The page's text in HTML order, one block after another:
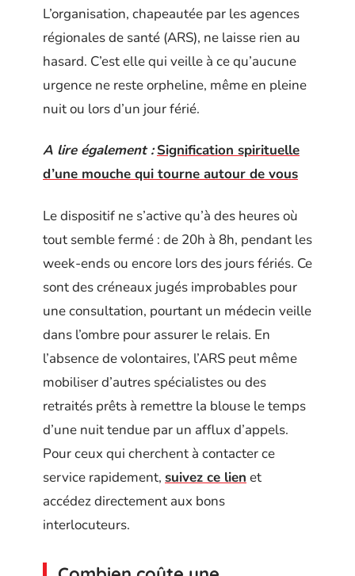
L’organisation, chapeautée par les agences
régionales de santé (ARS), ne laisse rien au
hasard. C’est elle qui veille à ce qu’aucune
urgence ne reste orpheline, même en pleine
nuit ou lors d’un jour férié.
A lire également : Signification spirituelle
d’une mouche qui tourne autour de vous
Le dispositif ne s’active qu’à des heures où
tout semble fermé : de 20h à 8h, pendant les
week-ends ou encore lors des jours fériés. Ce
sont des créneaux jugés improbables pour
une consultation, pourtant un médecin veille
dans l’ombre pour assurer le relais. En
l’absence de volontaires, l’ARS peut même
mobiliser d’autres spécialistes ou des
retraités prêts à remettre la blouse le temps
d’une nuit tendue par un afflux d’appels.
Pour ceux qui cherchent à contacter ce
service rapidement, suivez ce lien et
accédez directement aux bons
interlocuteurs.